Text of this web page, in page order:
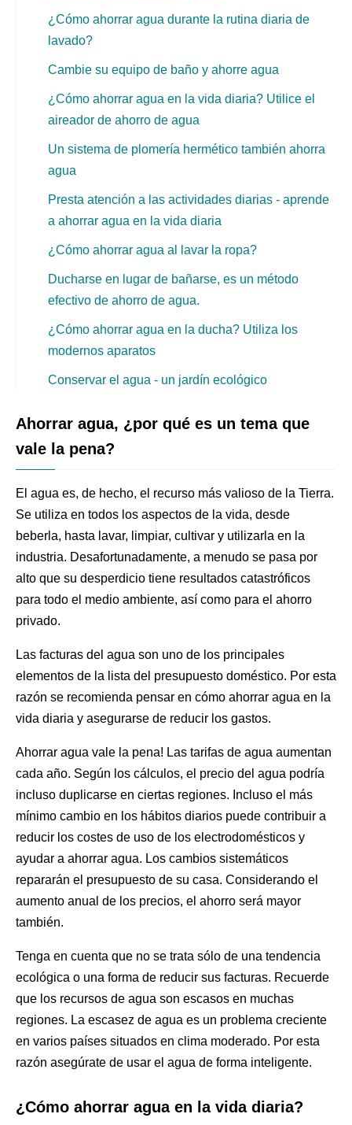
¿Cómo ahorrar agua durante la rutina diaria de
lavado?
Cambie su equipo de baño y ahorre agua
¿Cómo ahorrar agua en la vida diaria? Utilice el
aireador de ahorro de agua
Un sistema de plomería hermético también ahorra
agua
Presta atención a las actividades diarias - aprende
a ahorrar agua en la vida diaria
¿Cómo ahorrar agua al lavar la ropa?
Ducharse en lugar de bañarse, es un método
efectivo de ahorro de agua.
¿Cómo ahorrar agua en la ducha? Utiliza los
modernos aparatos
Conservar el agua - un jardín ecológico
Ahorrar agua, ¿por qué es un tema que
vale la pena?
El agua es, de hecho, el recurso más valioso de la Tierra.
Se utiliza en todos los aspectos de la vida, desde
beberla, hasta lavar, limpiar, cultivar y utilizarla en la
industria. Desafortunadamente, a menudo se pasa por
alto que su desperdicio tiene resultados catastróficos
para todo el medio ambiente, así como para el ahorro
privado.
Las facturas del agua son uno de los principales
elementos de la lista del presupuesto doméstico. Por esta
razón se recomienda pensar en cómo ahorrar agua en la
vida diaria y asegurarse de reducir los gastos.
Ahorrar agua vale la pena! Las tarifas de agua aumentan
cada año. Según los cálculos, el precio del agua podría
incluso duplicarse en ciertas regiones. Incluso el más
mínimo cambio en los hábitos diarios puede contribuir a
reducir los costes de uso de los electrodomésticos y
ayudar a ahorrar agua. Los cambios sistemáticos
repararán el presupuesto de su casa. Considerando el
aumento anual de los precios, el ahorro será mayor
también.
Tenga en cuenta que no se trata sólo de una tendencia
ecológica o una forma de reducir sus facturas. Recuerde
que los recursos de agua son escasos en muchas
regiones. La escasez de agua es un problema creciente
en varios países situados en clima moderado. Por esta
razón asegúrate de usar el agua de forma inteligente.
¿Cómo ahorrar agua en la vida diaria?